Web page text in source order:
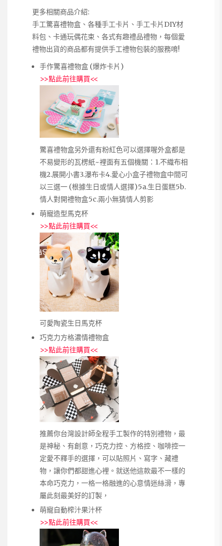
更多相關商品介紹:
手工驚喜禮物盒、各種手工卡片、手工卡片DIY材
料包、卡通玩偶花束、各式有趣禮品禮物，每個愛
禮物出貨的商品都有提供手工禮物包裝的服務唷!
手作驚喜禮物盒 (爆炸卡片)
>>點此前往購買<<
驚喜禮物盒另外還有粉紅色可以選擇喔外盒都是
不易變形的瓦楞紙~裡面有五個機關：1.不織布相
機2.展開小書3.瀑布卡4.愛心小盒子禮物盒中間可
以三選一 (根據生日或情人選擇)5a.生日蛋糕5b.
情人對開禮物盒5c.兩小無猜情人剪影
萌寵造型馬克杯
>>點此前往購買<<
可愛陶瓷生日馬克杯
巧克力方格濃情禮物盒
>>點此前往購買<<
推薦你台灣設計師全程手工製作的特別禮物，最
是神秘、有創意，巧克力控、方格控、咖啡控一
定愛不釋手的選擇，可以貼照片、寫字、藏禮
物，讓你們都甜進心裡。就送他這款最不一樣的
本命巧克力，一格一格融進的心意情迷絲滑，專
屬此刻最美好的訂製，
萌寵自動榨汁果汁杯
>>點此前往購買<<